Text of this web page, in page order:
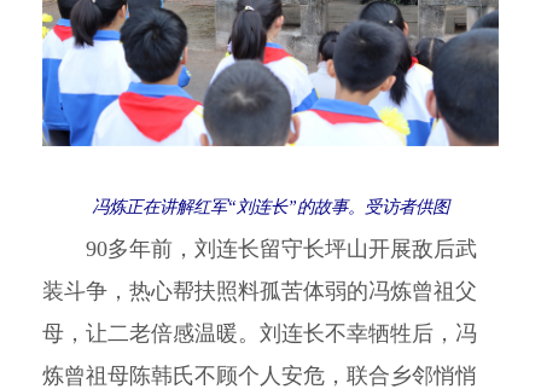
冯炼正在讲解红军“刘连长”的故事。受访者供图
90多年前，刘连长留守长坪山开展敌后武
装斗争，热心帮扶照料孤苦体弱的冯炼曾祖父
母，让二老倍感温暖。刘连长不幸牺牲后，冯
炼曾祖母陈韩氏不顾个人安危，联合乡邻悄悄